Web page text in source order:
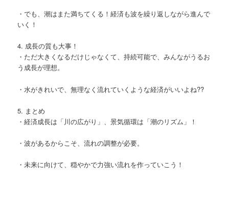
・でも、潮はまた満ちてくる！経済も波を繰り返しながら進んで
いく！
4. 成長の質も大事！
・ただ大きくなるだけじゃなくて、持続可能で、みんながうるお
う成長が理想。
・水がきれいで、無理なく流れていくような経済がいいよね??
5. まとめ
・経済成長は「川の広がり」、景気循環は「潮のリズム」！
・波があるからこそ、流れの調整が必要。
・未来に向けて、穏やかで力強い流れを作っていこう！